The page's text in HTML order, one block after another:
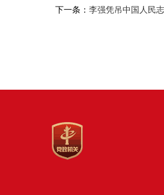
下一条： 李强凭吊中国人民